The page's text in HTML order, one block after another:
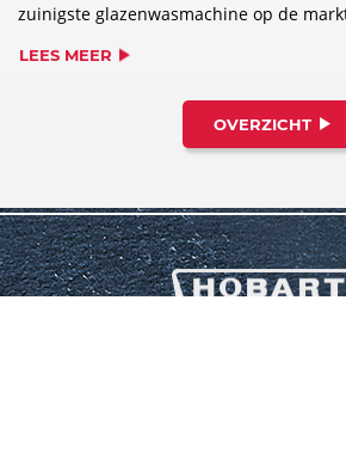
zuinigste glazenwasmachine op de
LEES MEER
OVERZICHT